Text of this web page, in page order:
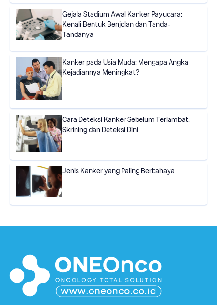
Gejala Stadium Awal Kanker Payudara:
Kenali Bentuk Benjolan dan Tanda-
Tandanya
Kanker pada Usia Muda: Mengapa Angka
Kejadiannya Meningkat?
Cara Deteksi Kanker Sebelum Terlambat:
Skrining dan Deteksi Dini
Jenis Kanker yang Paling Berbahaya